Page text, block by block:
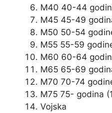
M40 40-44
M45 45-49
M50 50-54
M55 55-59
M60 60-64
M65 65-69
M70 70-74
M75 75- godina
Vojska